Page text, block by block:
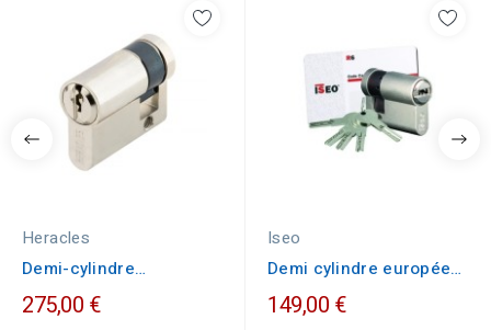
Heracles
Demi-cylindre
HERACLES 5G 10X30 à
panneton...
275,00 €
Iseo
Demi cylindre européen
ISEO IS R6 10x30 mm
149,00 €